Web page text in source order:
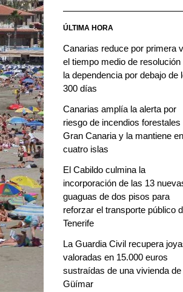
ÚLTIMA HORA
Canarias reduce por primera
el tiempo medio de resolución
la dependencia por debajo de
300 días
Canarias amplía la alerta por
riesgo de incendios forestales
Gran Canaria y la mantiene en
cuatro islas
El Cabildo culmina la
incorporación de las 13
guaguas de dos pisos para
reforzar el transporte público
Tenerife
La Guardia Civil recupera
valoradas en 15.000 euros
sustraídas de una vivienda de
Güímar